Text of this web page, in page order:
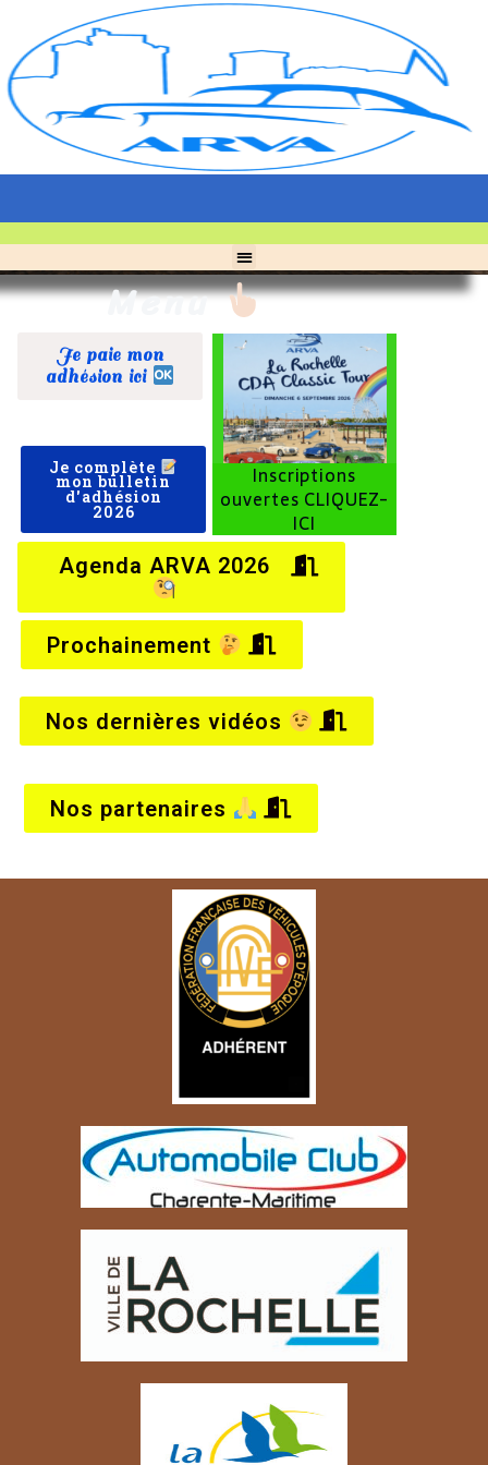
Menu
Inscriptions
ouvertes CLIQUEZ-
ICI
Je paie mon
adhésion ici
Je complète
mon bulletin
d'adhésion
2026
Nos dernières vidéos
Nos partenaires
Prochainement
Agenda ARVA 2026